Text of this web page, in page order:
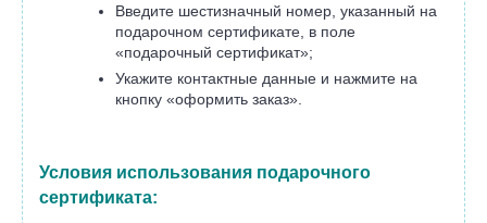
Введите шестизначный номер, указанный на
подарочном сертификате, в поле
«подарочный сертификат»;
Укажите контактные данные и нажмите на
кнопку «оформить заказ».
Условия использования подарочного
сертификата: